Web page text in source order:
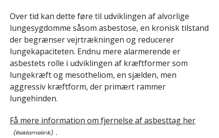
Over tid kan dette føre til udviklingen af alvorlige
lungesygdomme såsom asbestose, en kronisk tilstand
der begrænser vejrtrækningen og reducerer
lungekapaciteten. Endnu mere alarmerende er
asbestets rolle i udviklingen af kræftformer som
lungekræft og mesotheliom, en sjælden, men
aggressiv kræftform, der primært rammer
lungehinden.
Få mere information om fjernelse af asbesttag her
.